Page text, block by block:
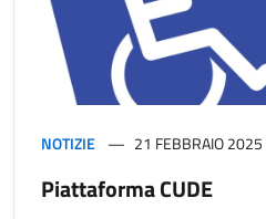
NOTIZIE 21 FEBBRAIO 2025
Piattaforma CUDE